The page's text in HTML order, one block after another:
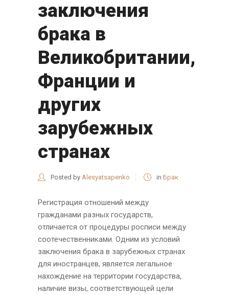
заключения
брака в
Великобритании,
Франции и
других
зарубежных
странах
Posted by Alesyatsapenko in Брак
Регистрация отношений между
гражданами разных государств,
отличается от процедуры росписи между
соотечественниками. Одним из условий
заключения брака в зарубежных странах
для иностранцев, является легальное
нахождение на территории государства,
наличие визы, соответствующей цели